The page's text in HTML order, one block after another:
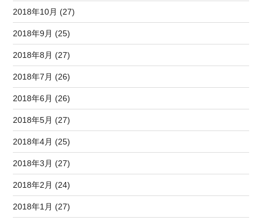
2018年10月 (27)
2018年9月 (25)
2018年8月 (27)
2018年7月 (26)
2018年6月 (26)
2018年5月 (27)
2018年4月 (25)
2018年3月 (27)
2018年2月 (24)
2018年1月 (27)